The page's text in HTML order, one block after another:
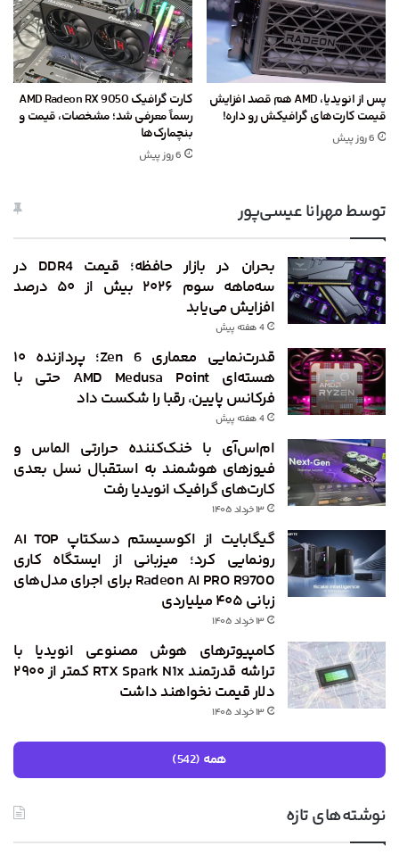
پس از انویدیا، AMD هم قصد افزایش
قیمت کارت‌های گرافیکش رو داره!
6 روز پیش
کارت گرافیک AMD Radeon RX 9050
رسماً معرفی شد؛ مشخصات، قیمت و
بنچمارک‌ها
6 روز پیش
توسط مهرانا عیسی‌پور
بحران در بازار حافظه؛ قیمت DDR4 در
سه‌ماهه سوم ۲۰۲۶ بیش از ۵۰ درصد
افزایش می‌یابد
4 هفته پیش
قدرت‌نمایی معماری Zen 6؛ پردازنده ۱۰
هسته‌ای AMD Medusa Point حتی با
فرکانس پایین، رقبا را شکست داد
4 هفته پیش
ام‌اس‌آی با خنک‌کننده حرارتی الماس و
فیوزهای هوشمند به استقبال نسل بعدی
کارت‌های گرافیک انویدیا رفت
۱۳ خرداد ۱۴۰۵
گیگابایت از اکوسیستم دسکتاپ AI TOP
رونمایی کرد؛ میزبانی از ایستگاه کاری
Radeon AI PRO R9700 برای اجرای مدل‌های
زبانی ۴۰۵ میلیاردی
۱۳ خرداد ۱۴۰۵
کامپیوترهای هوش مصنوعی انویدیا با
تراشه قدرتمند RTX Spark N1x کمتر از ۲۹۰۰
دلار قیمت نخواهند داشت
۱۳ خرداد ۱۴۰۵
همه (542)
نوشته‌های تازه